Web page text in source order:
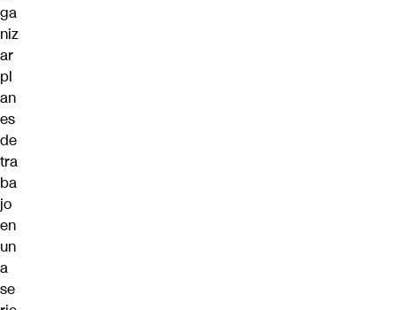
ga
niz
ar
pl
an
es
de
tra
ba
jo
en
un
a
se